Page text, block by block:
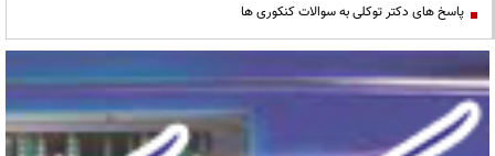
پاسخ های دکتر توکلی به سوالات کنکوری ها